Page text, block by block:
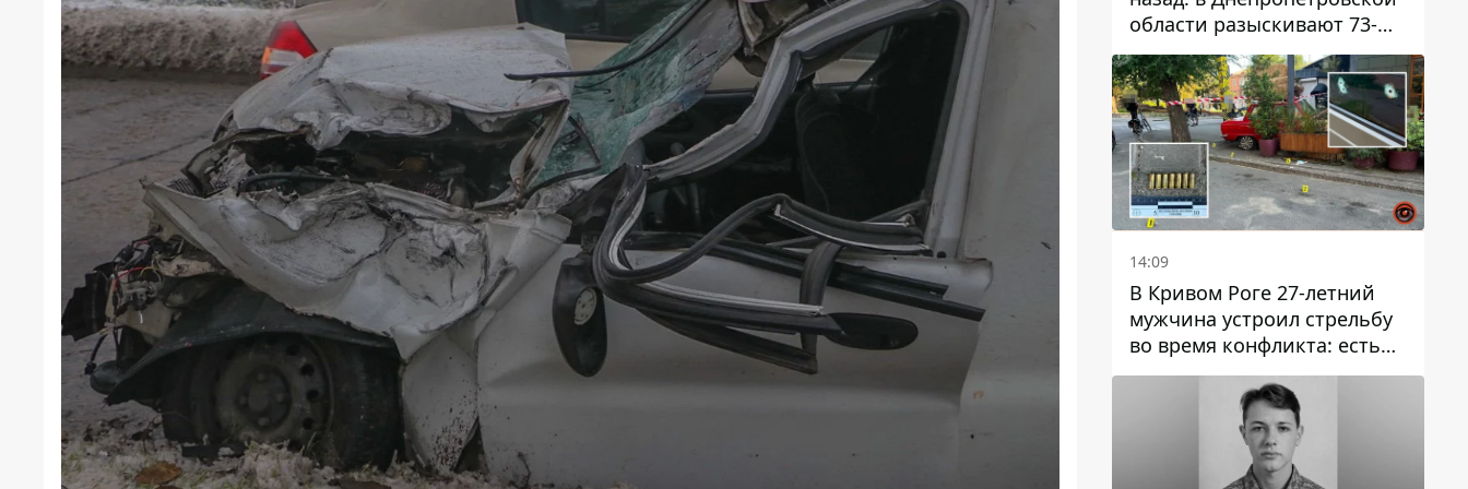
области разыскивают 73-
летнего мужчину
14:09
В Кривом Роге 27-летний
мужчина устроил стрельбу
во время конфликта: есть
раненый